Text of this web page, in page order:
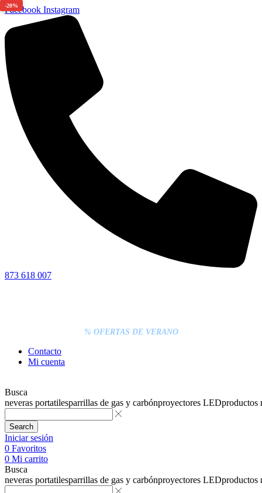
Facebook Instagram
873 618 007
% OFERTAS DE VERANO
Contacto
Mi cuenta
Busca
neveras portatilesparrillas de gas y carbónproyectores LEDproductos
Search
Iniciar sesión
0 Favoritos
0 Mi carrito
Busca
neveras portatilesparrillas de gas y carbónproyectores LEDproductos
-20%